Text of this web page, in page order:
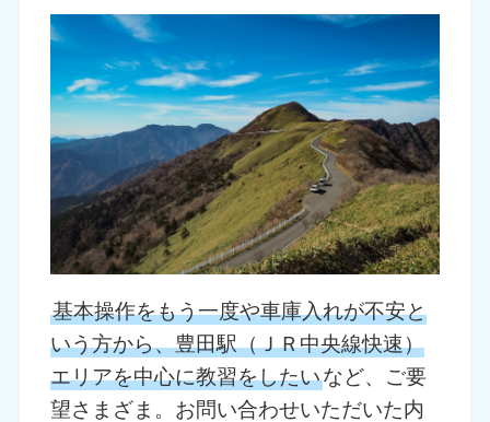
基本操作をもう一度や車庫入れが不安と
いう方から、豊田駅（ＪＲ中央線快速）
エリアを中心に教習をしたいなど、ご要
望さまざま。お問い合わせいただいた内